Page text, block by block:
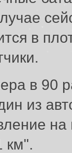
в
в 90
из
на
км".